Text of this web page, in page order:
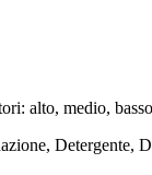
alto, medio,
Detergente,